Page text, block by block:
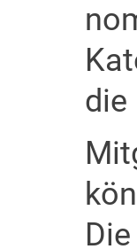
die